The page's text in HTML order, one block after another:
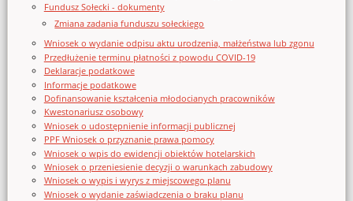
Fundusz Sołecki - dokumenty
Zmiana zadania funduszu sołeckiego
Wniosek o wydanie odpisu aktu urodzenia, małżeństwa lub zgonu
Przedłużenie terminu płatności z powodu COVID-19
Deklaracje podatkowe
Informacje podatkowe
Dofinansowanie kształcenia młodocianych pracowników
Kwestonariusz osobowy
Wniosek o udostępnienie informacji publicznej
PPF Wniosek o przyznanie prawa pomocy
Wniosek o wpis do ewidencji obiektów hotelarskich
Wniosek o przeniesienie decyzji o warunkach zabudowy
Wniosek o wypis i wyrys z miejscowego planu
Wniosek o wydanie zaświadczenia o braku planu